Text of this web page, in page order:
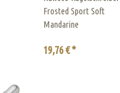
Frosted Sport Soft
Mandarine
19,76 € *